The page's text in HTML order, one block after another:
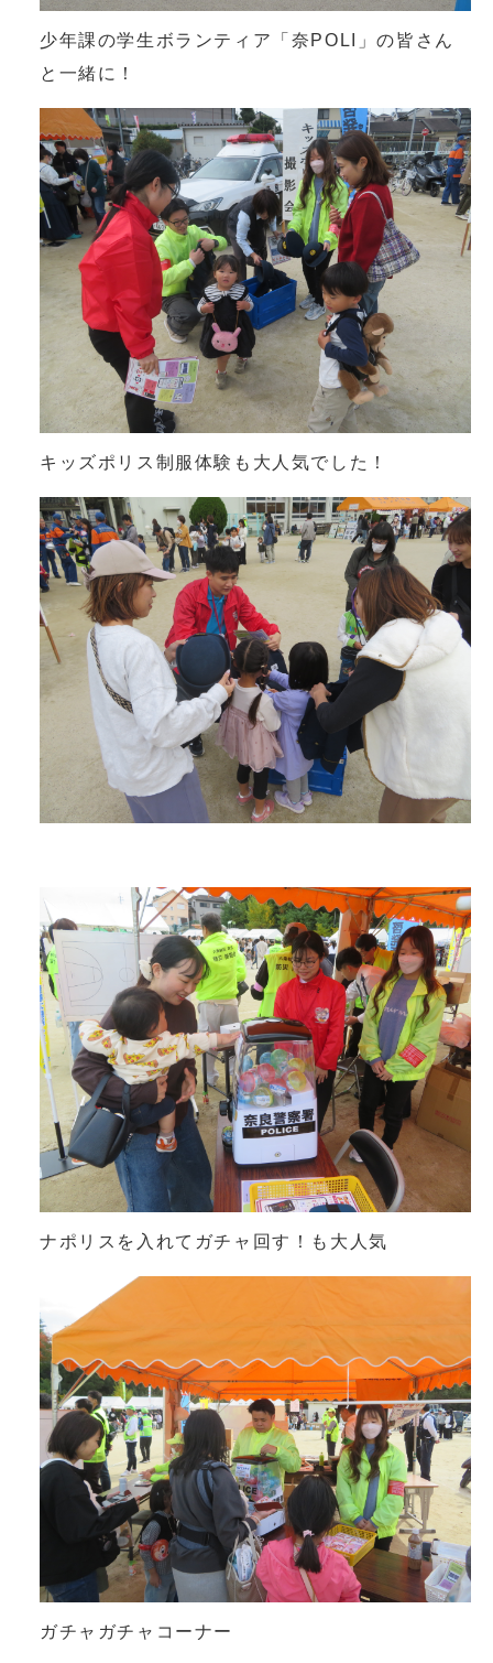
少年課の学生ボランティア「奈POLI」の皆さん
と一緒に！
キッズポリス制服体験も大人気でした！
ナポリスを入れてガチャ回す！も大人気
ガチャガチャコーナー